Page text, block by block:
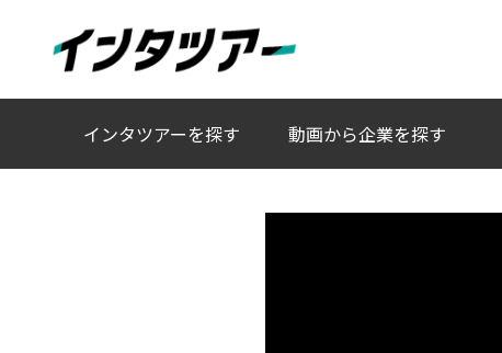
人事キャラクターAIチャットと動画で、これまでにない
インタツアーを探す 動画から企業を探す